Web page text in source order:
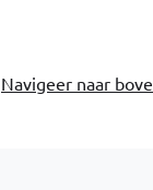
Navigeer naar